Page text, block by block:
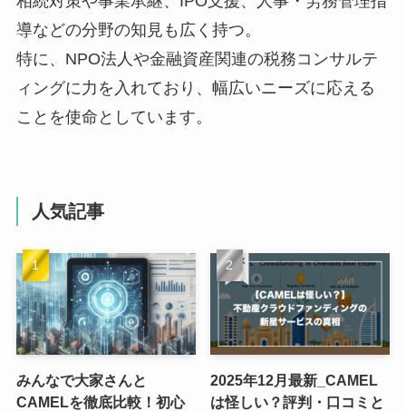
導などの分野の知見も広く持つ。
特に、NPO法人や金融資産関連の税務コンサルテ
ィングに力を入れており、幅広いニーズに応える
ことを使命としています。
人気記事
みんなで大家さんと
CAMELを徹底比較！初心
2025年12月最新_CAMEL
は怪しい？評判・口コミと